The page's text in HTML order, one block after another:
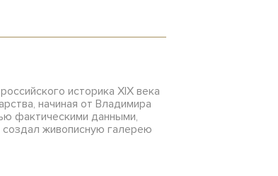
историка XIX века
начиная от Владимира
фактическими данными,
создал живописную галерею